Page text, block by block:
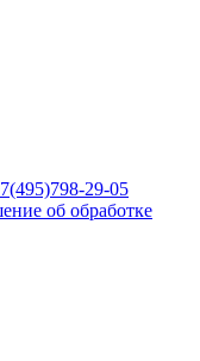
29-05
об обработке